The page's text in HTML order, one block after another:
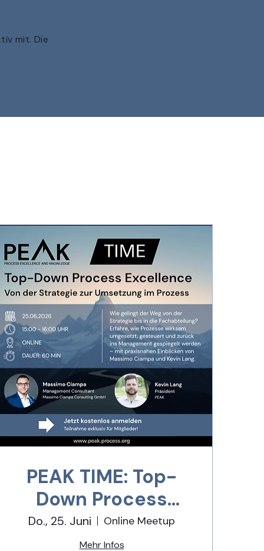
mit. Die
PEAK TIME: Top-
Down Process
Excellence – von
der Strategie zur
Do., 25. Juni Online Meetup
Mehr Infos